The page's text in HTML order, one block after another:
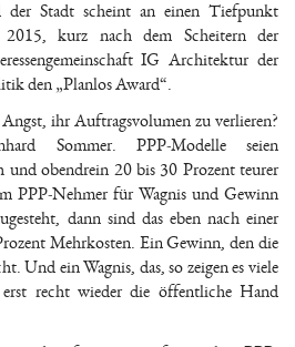
der Stadt scheint an einen Tiefpunkt
2015, kurz nach dem Scheitern der
IG Architektur der
den „Planlos Award“.
ihr Auftragsvolumen zu verlieren?
Sommer. PPP-Modelle seien
und obendrein 20 bis 30 Prozent teurer
PPP-Nehmer für Wagnis und Gewinn
dann sind das eben nach einer
Mehrkosten. Ein Gewinn, den die
Und ein Wagnis, das, so zeigen es viele
recht wieder die öffentliche Hand